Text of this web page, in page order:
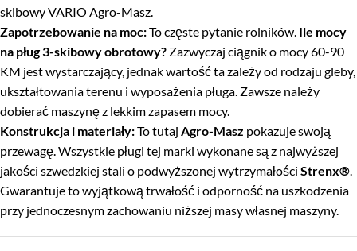
skibowy VARIO Agro-Masz.
Zapotrzebowanie na moc:To częste pytanie rolników. Ile mocy
na pług 3-skibowyobrotowy? Zazwyczaj ciągnik o mocy 60-90
KM jest wystarczający, jednak wartość ta zależy od rodzaju gleby,
ukształtowania terenu i wyposażenia pługa. Zawsze należy
dobierać maszynę z lekkim zapasem mocy.
Konstrukcja i materiały:To tutaj Agro-Masz pokazuje swoją
przewagę. Wszystkie pługi tej marki wykonane są z najwyższej
jakości szwedzkiej stali o podwyższonej wytrzymałości Strenx®.
Gwarantuje to wyjątkową trwałość i odporność na uszkodzenia
przy jednoczesnym zachowaniu niższej masy własnej maszyny.